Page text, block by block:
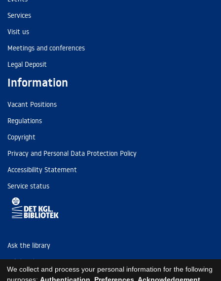
Services
Visit us
Meetings and conferences
Legal Deposit
Information
Vacant Positions
Regulations
Copyright
Privacy and Personal Data Protection Policy
Accessibility Statement
Service status
Ask the library
Tel: (+45) 3347 4747
kb@kb.dk
We collect and process your personal information for the following